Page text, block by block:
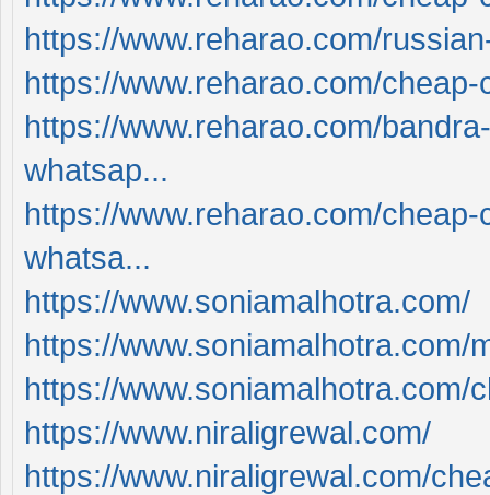
https://www.reharao.com/
https://www.reharao.com/
https://www.reharao.com/
whatsap...
https://www.reharao.com/
whatsa...
https://www.soniamalhotra.com/
https://
https://www.soniamalhotra.com/
https://www.niraligrewal.com/
https://www.niraligrewal.com/